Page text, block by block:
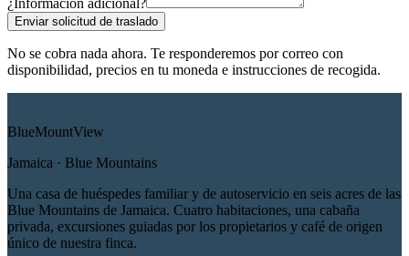
Enviar solicitud de traslado
No se cobra nada ahora. Te responderemos por correo con
disponibilidad, precios en tu moneda e instrucciones de recogida.
BlueMountView
Jamaica · Blue Mountains
Una casa de huéspedes familiar y de autoservicio en seis acres de las
Blue Mountains de Jamaica. Cuatro habitaciones, una cabaña
privada, excursiones guiadas por los propietarios y café de origen
único de nuestra finca.